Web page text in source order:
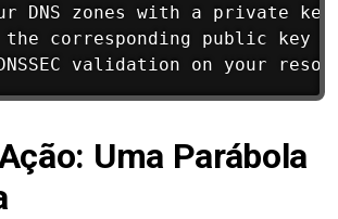
DNS zones with a private
corresponding public key
Uma Parábola